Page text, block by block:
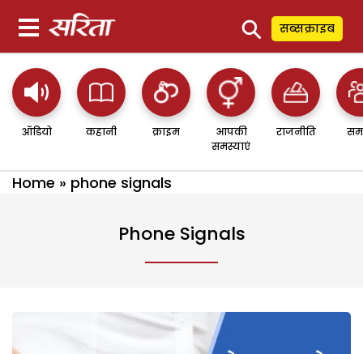
⚲ सब्सक्राइब
ऑडियो कहानी क्राइम
आपकी
समस्याएं
राजनीति
Home » phone signals
Phone Signals